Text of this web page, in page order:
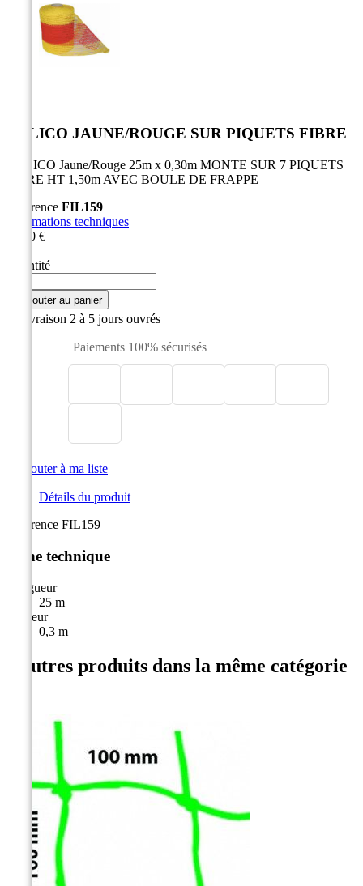
BALICO JAUNE/ROUGE SUR PIQUETS FIBRE
BALICO Jaune/Rouge 25m x 0,30m MONTE SUR 7 PIQUETS
FIBRE HT 1,50m AVEC BOULE DE FRAPPE
Référence FIL159
Informations techniques
90,20 €
Quantité
Ajouter au panier
Livraison 2 à 5 jours ouvrés
Paiements 100% sécurisés
Ajouter à ma liste
Détails du produit
Référence FIL159
Fiche technique
Longueur
25 m
Hauteur
0,3 m
4 autres produits dans la même catégorie